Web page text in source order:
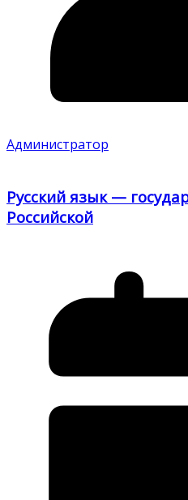
Администратор
Русский язык —
Российской